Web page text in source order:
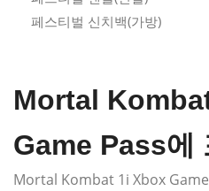
페스티벌 신치백(가방)
Mortal
Game Pass에
Mortal Kombat 1i Xbox